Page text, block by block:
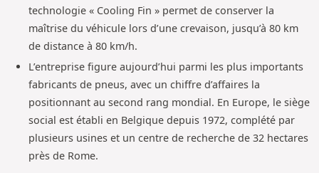
technologie « Cooling Fin » permet de conserver la
maîtrise du véhicule lors d’une crevaison, jusqu’à 80 km
de distance à 80 km/h.
L’entreprise figure aujourd’hui parmi les plus importants
fabricants de pneus, avec un chiffre d’affaires la
positionnant au second rang mondial. En Europe, le siège
social est établi en Belgique depuis 1972, complété par
plusieurs usines et un centre de recherche de 32 hectares
près de Rome.